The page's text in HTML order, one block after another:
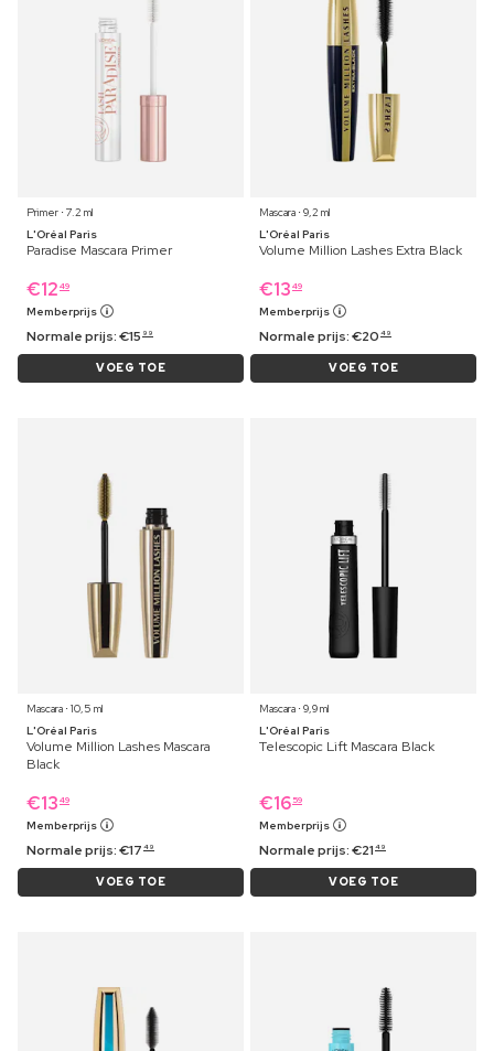
Primer ⋅ 7.2 ml
L'Oréal Paris
Paradise Mascara Primer
€12 49
Memberprijs
Normale prijs:€15 99
VOEG TOE
Mascara ⋅ 9,2 ml
L'Oréal Paris
Volume Million Lashes Extra Black
€13 49
Memberprijs
Normale prijs:€20 49
VOEG TOE
Mascara ⋅ 10,5 ml
L'Oréal Paris
Volume Million Lashes Mascara
Black
€13 49
Memberprijs
Normale prijs:€17 49
VOEG TOE
Mascara ⋅ 9,9 ml
L'Oréal Paris
Telescopic Lift Mascara Black
€16 59
Memberprijs
Normale prijs:€21 49
VOEG TOE